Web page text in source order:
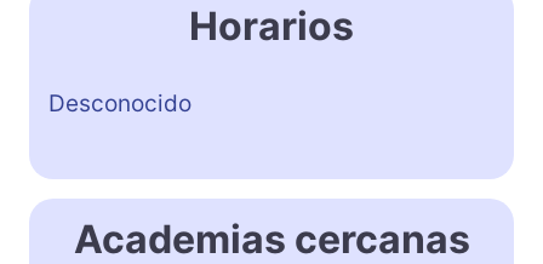
Horarios
Desconocido
Academias cercanas